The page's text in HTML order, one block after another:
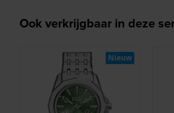
Ook verkrijgbaar in deze
Nieuw